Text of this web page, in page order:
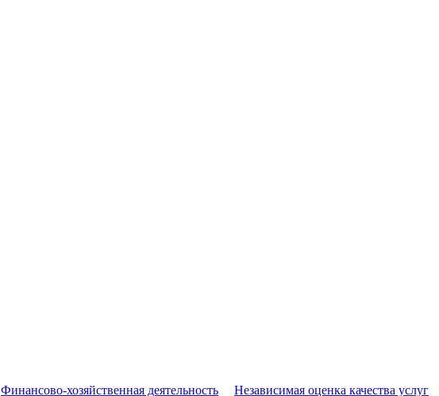
Финансово-хозяйственная деятельность
Независимая оценка качества услуг